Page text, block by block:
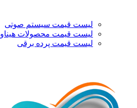
لیست قیمت سیستم صوتی
لیست قیمت محصولات هیناوا
لیست قیمت پرده برقی